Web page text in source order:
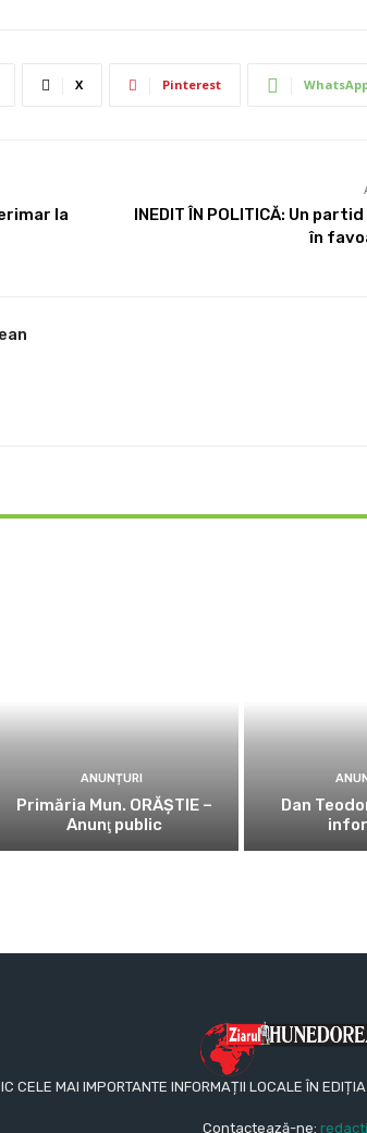
X Pinterest
la
INEDIT ÎN POLITICĂ: Un
în
ANUNȚURI
Primăria Mun. ORĂȘTIE –
Anunţ public
Dan
CELE MAI IMPORTANTE INFORMAȚII LOCALE ÎN
Contactează-ne: